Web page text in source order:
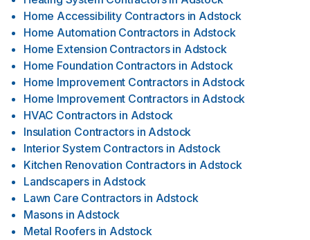
Home Accessibility Contractors in Adstock
Home Automation Contractors in Adstock
Home Extension Contractors in Adstock
Home Foundation Contractors in Adstock
Home Improvement Contractors in Adstock
Home Improvement Contractors in Adstock
HVAC Contractors in Adstock
Insulation Contractors in Adstock
Interior System Contractors in Adstock
Kitchen Renovation Contractors in Adstock
Landscapers in Adstock
Lawn Care Contractors in Adstock
Masons in Adstock
Metal Roofers in Adstock